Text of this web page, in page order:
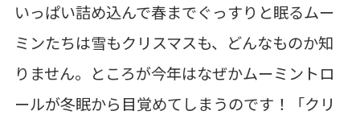
いっぱい詰め込んで春までぐっすりと眠るムー
ミンたちは雪もクリスマスも、どんなものか知
りません。ところが今年はなぜかムーミントロ
ールが冬眠から目覚めてしまうのです！「クリ